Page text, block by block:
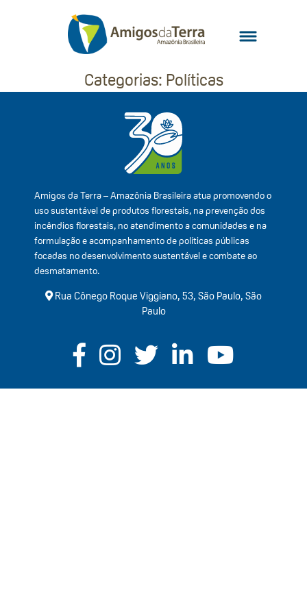
Categorias: Políticas
Amigos da Terra – Amazônia Brasileira atua promovendo o
uso sustentável de produtos florestais, na prevenção dos
incêndios florestais, no atendimento a comunidades e na
formulação e acompanhamento de políticas públicas
focadas no desenvolvimento sustentável e combate ao
desmatamento.
Rua Cônego Roque Viggiano, 53, São Paulo, São
Paulo